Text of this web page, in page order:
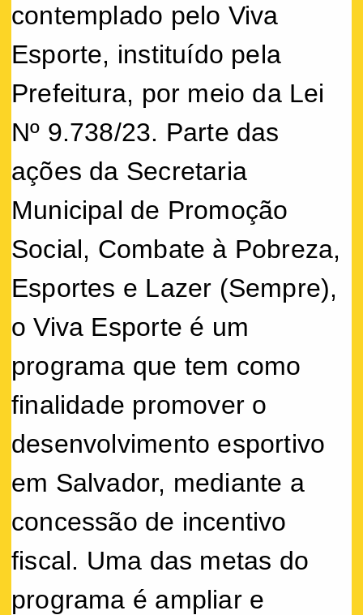
contemplado pelo Viva
Esporte, instituído pela
Prefeitura, por meio da Lei
Nº 9.738/23. Parte das
ações da Secretaria
Municipal de Promoção
Social, Combate à Pobreza,
Esportes e Lazer (Sempre),
o Viva Esporte é um
programa que tem como
finalidade promover o
desenvolvimento esportivo
em Salvador, mediante a
concessão de incentivo
fiscal. Uma das metas do
programa é ampliar e